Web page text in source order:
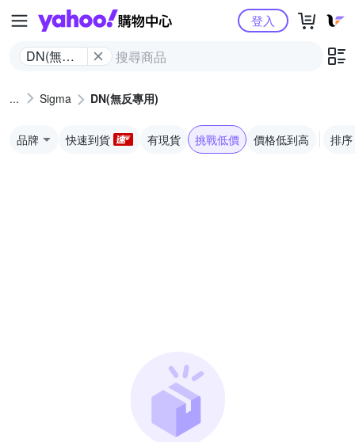
Yahoo購物中心
DN(無反
登入
Sigma DN(無反專用)
品牌 快速到貨 有現貨 挑戰低價 價格低到高 排序